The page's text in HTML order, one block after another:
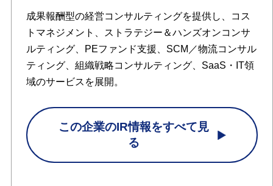
成果報酬型の経営コンサルティングを提供し、コス
トマネジメント、ストラテジー＆ハンズオンコンサ
ルティング、PEファンド支援、SCM／物流コンサル
ティング、組織戦略コンサルティング、SaaS・IT領
域のサービスを展開。
この企業のIR情報をすべて見
る